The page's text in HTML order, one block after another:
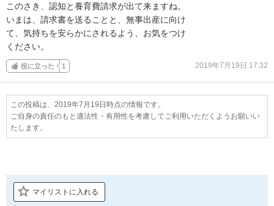
このさき、認知と養育費請求が出て来ますね。
いまは、請求書を送ることと、無事出産に向け
て、気持ちを安らかにされるよう、お気をつけ
ください。
役に立った 1 2019年7月19日 17:32
この投稿は、2019年7月19日時点の情報です。
ご自身の責任のもと適法性・有用性を考慮してご利用いただくようお願いい
たします。
マイリストに入れる